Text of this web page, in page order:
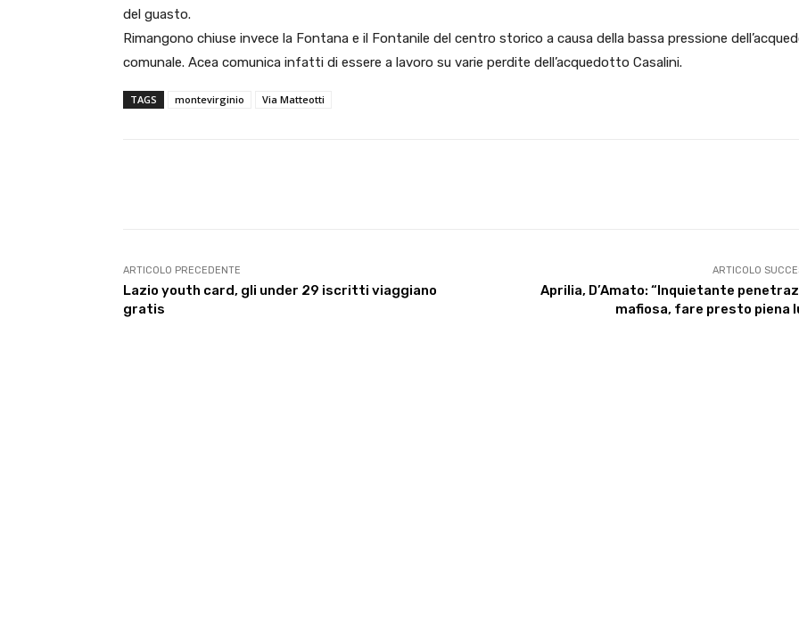
del guasto.
Rimangono chiuse invece la Fontana e il Fontanile del centro storico a causa della bassa pressione
comunale. Acea comunica infatti di essere a lavoro su varie perdite dell’acquedotto Casalini.
TAGS montevirginio Via Matteotti
ARTICOLO PRECEDENTE
Lazio youth card, gli under 29 iscritti viaggiano
gratis
ARTICOLO
Aprilia, D’Amato: “Inquietante
mafiosa, fare presto piena